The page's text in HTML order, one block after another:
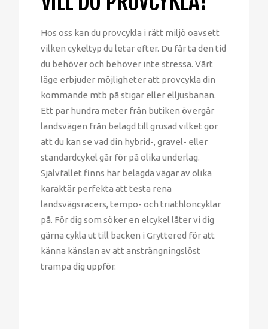
Hos oss kan du provcykla i rätt miljö oavsett
vilken cykeltyp du letar efter. Du får ta den tid
du behöver och behöver inte stressa. Vårt
läge erbjuder möjligheter att provcykla din
kommande mtb på stigar eller elljusbanan.
Ett par hundra meter från butiken övergår
landsvägen från belagd till grusad vilket gör
att du kan se vad din hybrid-, gravel- eller
standardcykel går för på olika underlag.
Självfallet finns här belagda vägar av olika
karaktär perfekta att testa rena
landsvägsracers, tempo- och triathloncyklar
på. För dig som söker en elcykel låter vi dig
gärna cykla ut till backen i Gryttered för att
känna känslan av att ansträngningslöst
trampa dig uppför.